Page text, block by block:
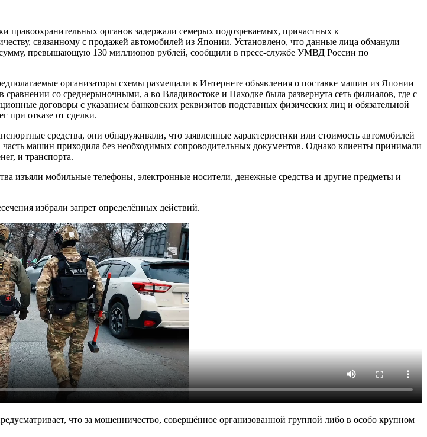
правоохранительных органов задержали семерых подозреваемых, причастных к
связанному с продажей автомобилей из Японии. Установлено, что данные лица обманули
превышающую 130 миллионов рублей, сообщили в пресс-службе УМВД России по
организаторы схемы размещали в Интернете объявления о поставке машин из Японии
со среднерыночными, а во Владивостоке и Находке была развернута сеть филиалов, где с
договоры с указанием банковских реквизитов подставных физических лиц и обязательной
при отказе от сделки.
средства, они обнаруживали, что заявленные характеристики или стоимость автомобилей
часть машин приходила без необходимых сопроводительных документов. Однако клиенты принимали
и транспорта.
изъяли мобильные телефоны, электронные носители, денежные средства и другие предметы и
избрали запрет определённых действий.
что за мошенничество, совершённое организованной группой либо в особо крупном